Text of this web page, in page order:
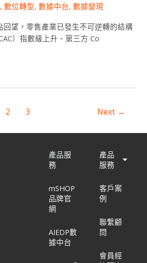
, 數位轉型, 數據中台, 數據變現
回望，零售產業已發生不可逆轉的結構
）指數級上升、第三方 Co
2 3 Next →
產品服
務
mSHOP
品牌官
網
AIEDP數
據中台
產品
服務
客戶案
例
聯繫顧
問
會員經